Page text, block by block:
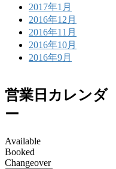
2017年1月
2016年12月
2016年11月
2016年10月
2016年9月
営業日カレンダ
ー
Available
Booked
Changeover